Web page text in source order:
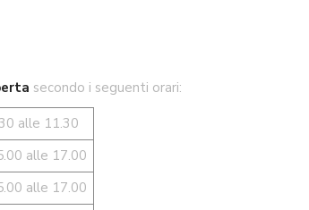
secondo i seguenti orari:
alle 11.30
alle 17.00
alle 17.00